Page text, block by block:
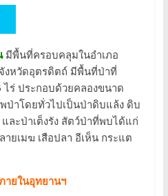
มีพื้นที่ครอบคลุมในอำเภอ
งหวัดอุตรดิตถ์ มีพื้นที่ป่าที่
ร่ ประกอบด้วยคลองขนาด
ป่าโดยทั่วไปเป็นป่าดิบแล้ง ดิบ
ละป่าเต็งรัง สัตว์ป่าที่พบได้แก่
ายเมฆ เสือปลา อีเห็น กระแต
ายในอุทยานฯ